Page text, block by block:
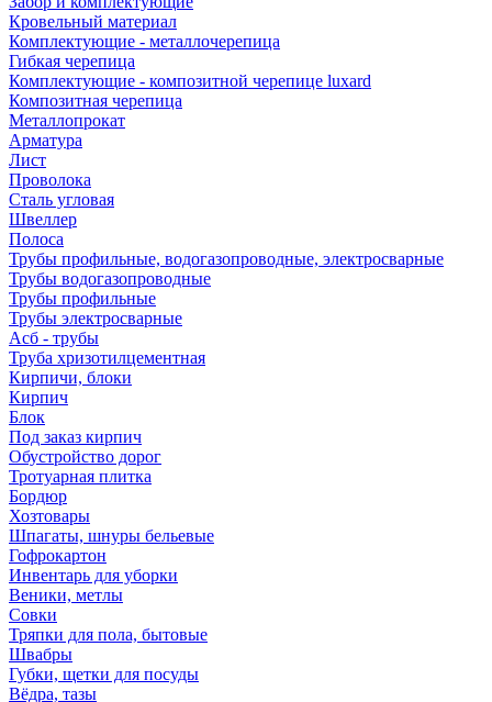
Кровельный материал
Комплектующие - металлочерепица
Гибкая черепица
Комплектующие - композитной черепице luxard
Композитная черепица
Металлопрокат
Арматура
Лист
Проволока
Сталь угловая
Швеллер
Полоса
Трубы профильные, водогазопроводные, электросварные
Трубы водогазопроводные
Трубы профильные
Трубы электросварные
Асб - трубы
Труба хризотилцементная
Кирпичи, блоки
Кирпич
Блок
Под заказ кирпич
Обустройство дорог
Тротуарная плитка
Бордюр
Хозтовары
Шпагаты, шнуры бельевые
Гофрокартон
Инвентарь для уборки
Веники, метлы
Совки
Тряпки для пола, бытовые
Швабры
Губки, щетки для посуды
Вёдра, тазы